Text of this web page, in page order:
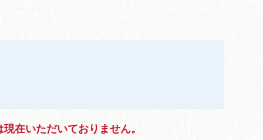
在いただいておりません。